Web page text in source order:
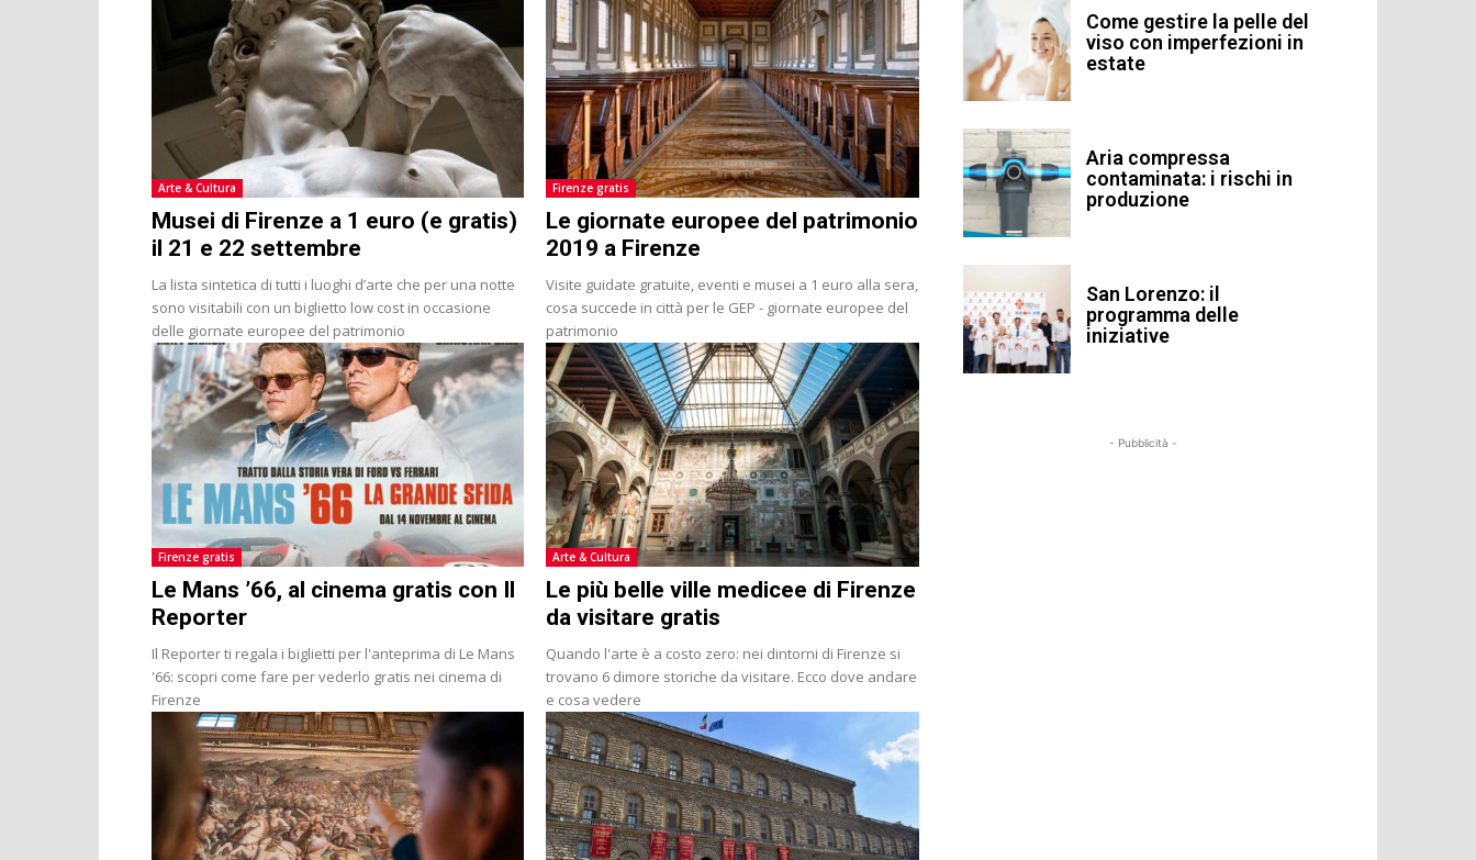
Arte & Cultura
Musei di Firenze a 1 euro (e gratis)
il 21 e 22 settembre
La lista sintetica di tutti i luoghi d’arte che per una notte
sono visitabili con un biglietto low cost in occasione
delle giornate europee del patrimonio
Firenze gratis
Le giornate europee del patrimonio
2019 a Firenze
Visite guidate gratuite, eventi e musei a 1 euro alla sera,
cosa succede in città per le GEP - giornate europee del
patrimonio
Firenze gratis
Le Mans ’66, al cinema gratis con Il
Reporter
Il Reporter ti regala i biglietti per l'anteprima di Le Mans
'66: scopri come fare per vederlo gratis nei cinema di
Firenze
Arte & Cultura
Le più belle ville medicee di Firenze
da visitare gratis
Quando l'arte è a costo zero: nei dintorni di Firenze si
trovano 6 dimore storiche da visitare. Ecco dove andare
e cosa vedere
Come gestire la pelle del
viso con imperfezioni in
estate
Aria compressa
contaminata: i rischi in
produzione
San Lorenzo: il
programma delle
iniziative
- Pubblicità -